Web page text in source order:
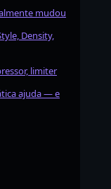
mudou
Density,
limiter
ajuda — e